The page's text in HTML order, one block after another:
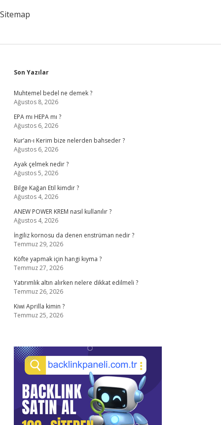
Sitemap
Sidebar
Son Yazılar
Muhtemel bedel ne demek ?
Ağustos 8, 2026
EPA mı HEPA mı ?
Ağustos 6, 2026
Kur’an-ı Kerim bize nelerden bahseder ?
Ağustos 6, 2026
Ayak çelmek nedir ?
Ağustos 5, 2026
Bilge Kağan Etil kimdir ?
Ağustos 4, 2026
ANEW POWER KREM nasıl kullanılır ?
Ağustos 4, 2026
İngiliz kornosu da denen enstrüman nedir ?
Temmuz 29, 2026
Köfte yapmak için hangi kıyma ?
Temmuz 27, 2026
Yatırımlık altın alırken nelere dikkat edilmeli ?
Temmuz 26, 2026
Kiwi Aprilla kimin ?
Temmuz 25, 2026